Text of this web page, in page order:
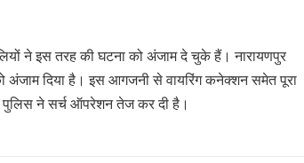
ने इस तरह की घटना को अंजाम दे चुके हैं। नारायणपुर
अंजाम दिया है। इस आगजनी से वायरिंग कनेक्शन समेत पूरा
पुलिस ने सर्च ऑपरेशन तेज कर दी है।